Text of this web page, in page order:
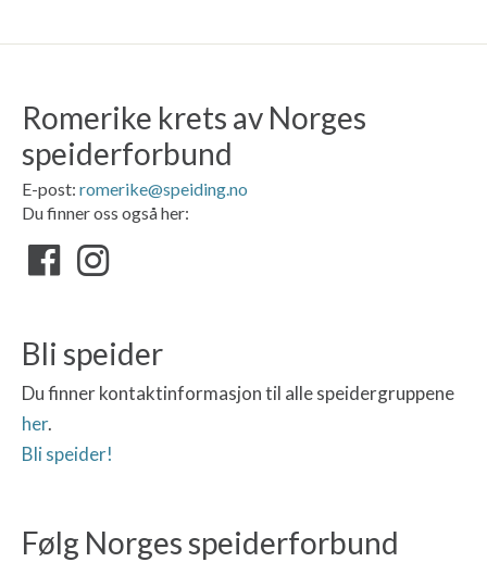
Romerike krets av Norges
speiderforbund
E-post: romerike@speiding.no
Du finner oss også her:
Bli speider
Du finner kontaktinformasjon til alle speidergruppene
her.
Bli speider!
Følg Norges speiderforbund